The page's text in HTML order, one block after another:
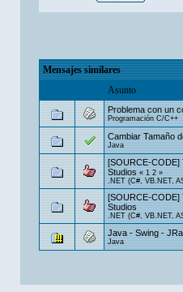
Mensajes similares
Asunto
Problema con un
Programación C/C++
Cambiar Tamaño
Java
[SOURCE-CODE]
Studios «1 2»
.NET (C#, VB.NET,
[SOURCE-CODE]
Studios
.NET (C#, VB.NET,
Java - Swing -
Java